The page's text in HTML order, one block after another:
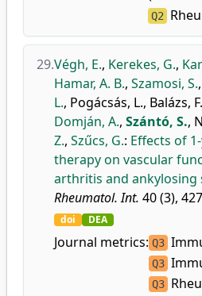
Q2
29.Végh, E., Kerekes, G.,
Hamar, A. B., Szamosi, S.,
L., Pogácsás, L., Balázs, F.
Domján, A., Szántó, S.,
Z., Szűcs, G.: Effects of
therapy on vascular
arthritis and ankylosing
Rheumatol. Int. 40 (3),
doi DEA
Journal metrics: Q3
Q3
Q3